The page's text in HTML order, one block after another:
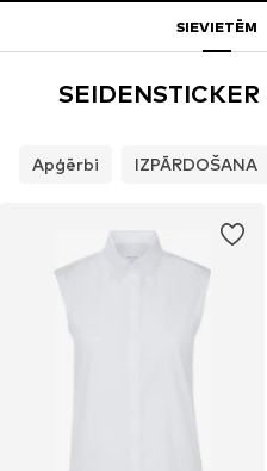
SIEVIETĒM
Apģērbi IZPĀRDOŠANA